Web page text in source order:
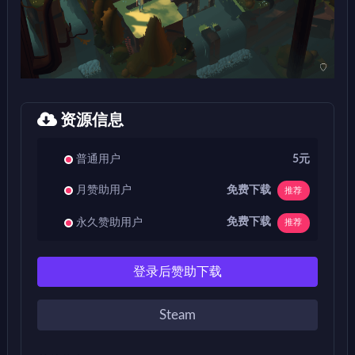
资源信息
普通用户 5元
月赞助用户 免费下载 推荐
永久赞助用户 免费下载 推荐
登录后赞助下载
Steam